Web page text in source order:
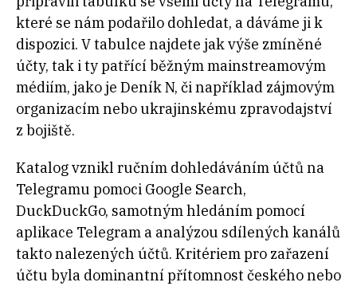
které se nám podařilo dohledat, a dáváme ji k
dispozici. V tabulce najdete jak výše zmíněné
účty, tak i ty patřící běžným mainstreamovým
médiím, jako je Deník N, či například zájmovým
organizacím nebo ukrajinskému zpravodajství
z bojiště.
Katalog vznikl ručním dohledáváním účtů na
Telegramu pomoci Google Search,
DuckDuckGo, samotným hledáním pomocí
aplikace Telegram a analýzou sdílených kanálů
takto nalezených účtů. Kritériem pro zařazení
účtu byla dominantní přítomnost českého nebo